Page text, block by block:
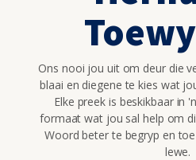
Ons nooi jou uit om deur die
blaai en diegene te kies wat
Elke preek is beskikbaar in
formaat wat jou sal help om
Woord beter te begryp en
lewe.